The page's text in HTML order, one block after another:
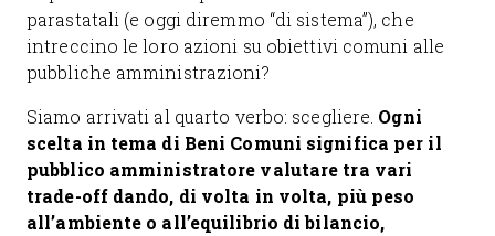
parastatali (e oggi diremmo “di sistema”), che
intreccino le loro azioni su obiettivi comuni alle
pubbliche amministrazioni?
Siamo arrivati al quarto verbo: scegliere. Ogni
scelta in tema di Beni Comuni significa per il
pubblico amministratore valutare tra vari
trade-off dando, di volta in volta, più peso
all’ambiente o all’equilibrio di bilancio,